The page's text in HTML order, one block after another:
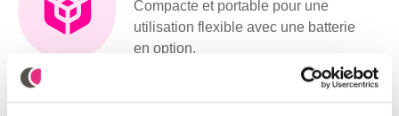
Compacte et portable pour une
utilisation flexible avec une batterie
en option.
Imprimante automatisée
Imprimez instantanément des rapports